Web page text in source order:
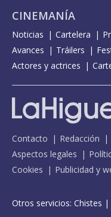
CINEMANÍA
Noticias Cartelera
Avances
Tráilers
Actores y actrices
Contacto Redacción
Aspectos legales
Cookies
Publicidad y
Otros servicios: Chistes |